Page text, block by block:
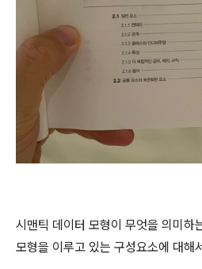
시맨틱 데이터 모형이 무엇을 의미하
모형을 이루고 있는 구성요소에 대해